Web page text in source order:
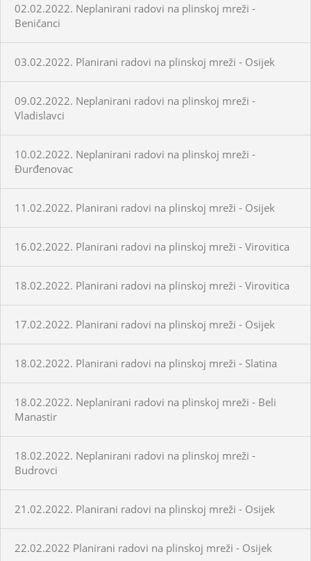
02.02.2022. Neplanirani radovi na plinskoj mreži -
Beničanci
03.02.2022. Planirani radovi na plinskoj mreži - Osijek
09.02.2022. Neplanirani radovi na plinskoj mreži -
Vladislavci
10.02.2022. Neplanirani radovi na plinskoj mreži -
Đurđenovac
11.02.2022. Planirani radovi na plinskoj mreži - Osijek
16.02.2022. Planirani radovi na plinskoj mreži - Virovitica
18.02.2022. Planirani radovi na plinskoj mreži - Virovitica
17.02.2022. Planirani radovi na plinskoj mreži - Osijek
18.02.2022. Planirani radovi na plinskoj mreži - Slatina
18.02.2022. Neplanirani radovi na plinskoj mreži - Beli
Manastir
18.02.2022. Neplanirani radovi na plinskoj mreži -
Budrovci
21.02.2022. Planirani radovi na plinskoj mreži - Osijek
22.02.2022 Planirani radovi na plinskoj mreži - Osijek